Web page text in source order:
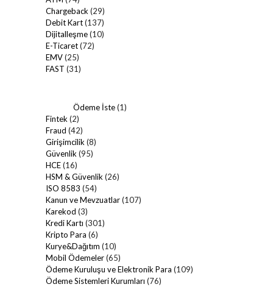
Chargeback (29)
Debit Kart(137)
Dijitalleşme(10)
E-Ticaret(72)
EMV(25)
FAST (31)
Ödeme İste(1)
Fintek (2)
Fraud (42)
Girişimcilik (8)
Güvenlik (95)
HCE(16)
HSM & Güvenlik (26)
ISO 8583 (54)
Kanun ve Mevzuatlar(107)
Karekod (3)
Kredi Kartı (301)
Kripto Para (6)
Kurye&Dağıtım (10)
Mobil Ödemeler(65)
Ödeme Kuruluşu ve Elektronik Para (109)
Ödeme Sistemleri Kurumları (76)